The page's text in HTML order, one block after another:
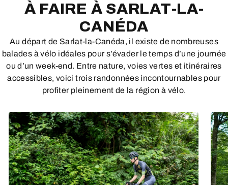
À FAIRE À SARLAT-LA-
CANÉDA
Au départ de Sarlat-la-Canéda, il existe de nombreuses
balades à vélo idéales pour s’évader le temps d’une journée
ou d’un week-end. Entre nature, voies vertes et itinéraires
accessibles, voici trois randonnées incontournables pour
profiter pleinement de la région à vélo.